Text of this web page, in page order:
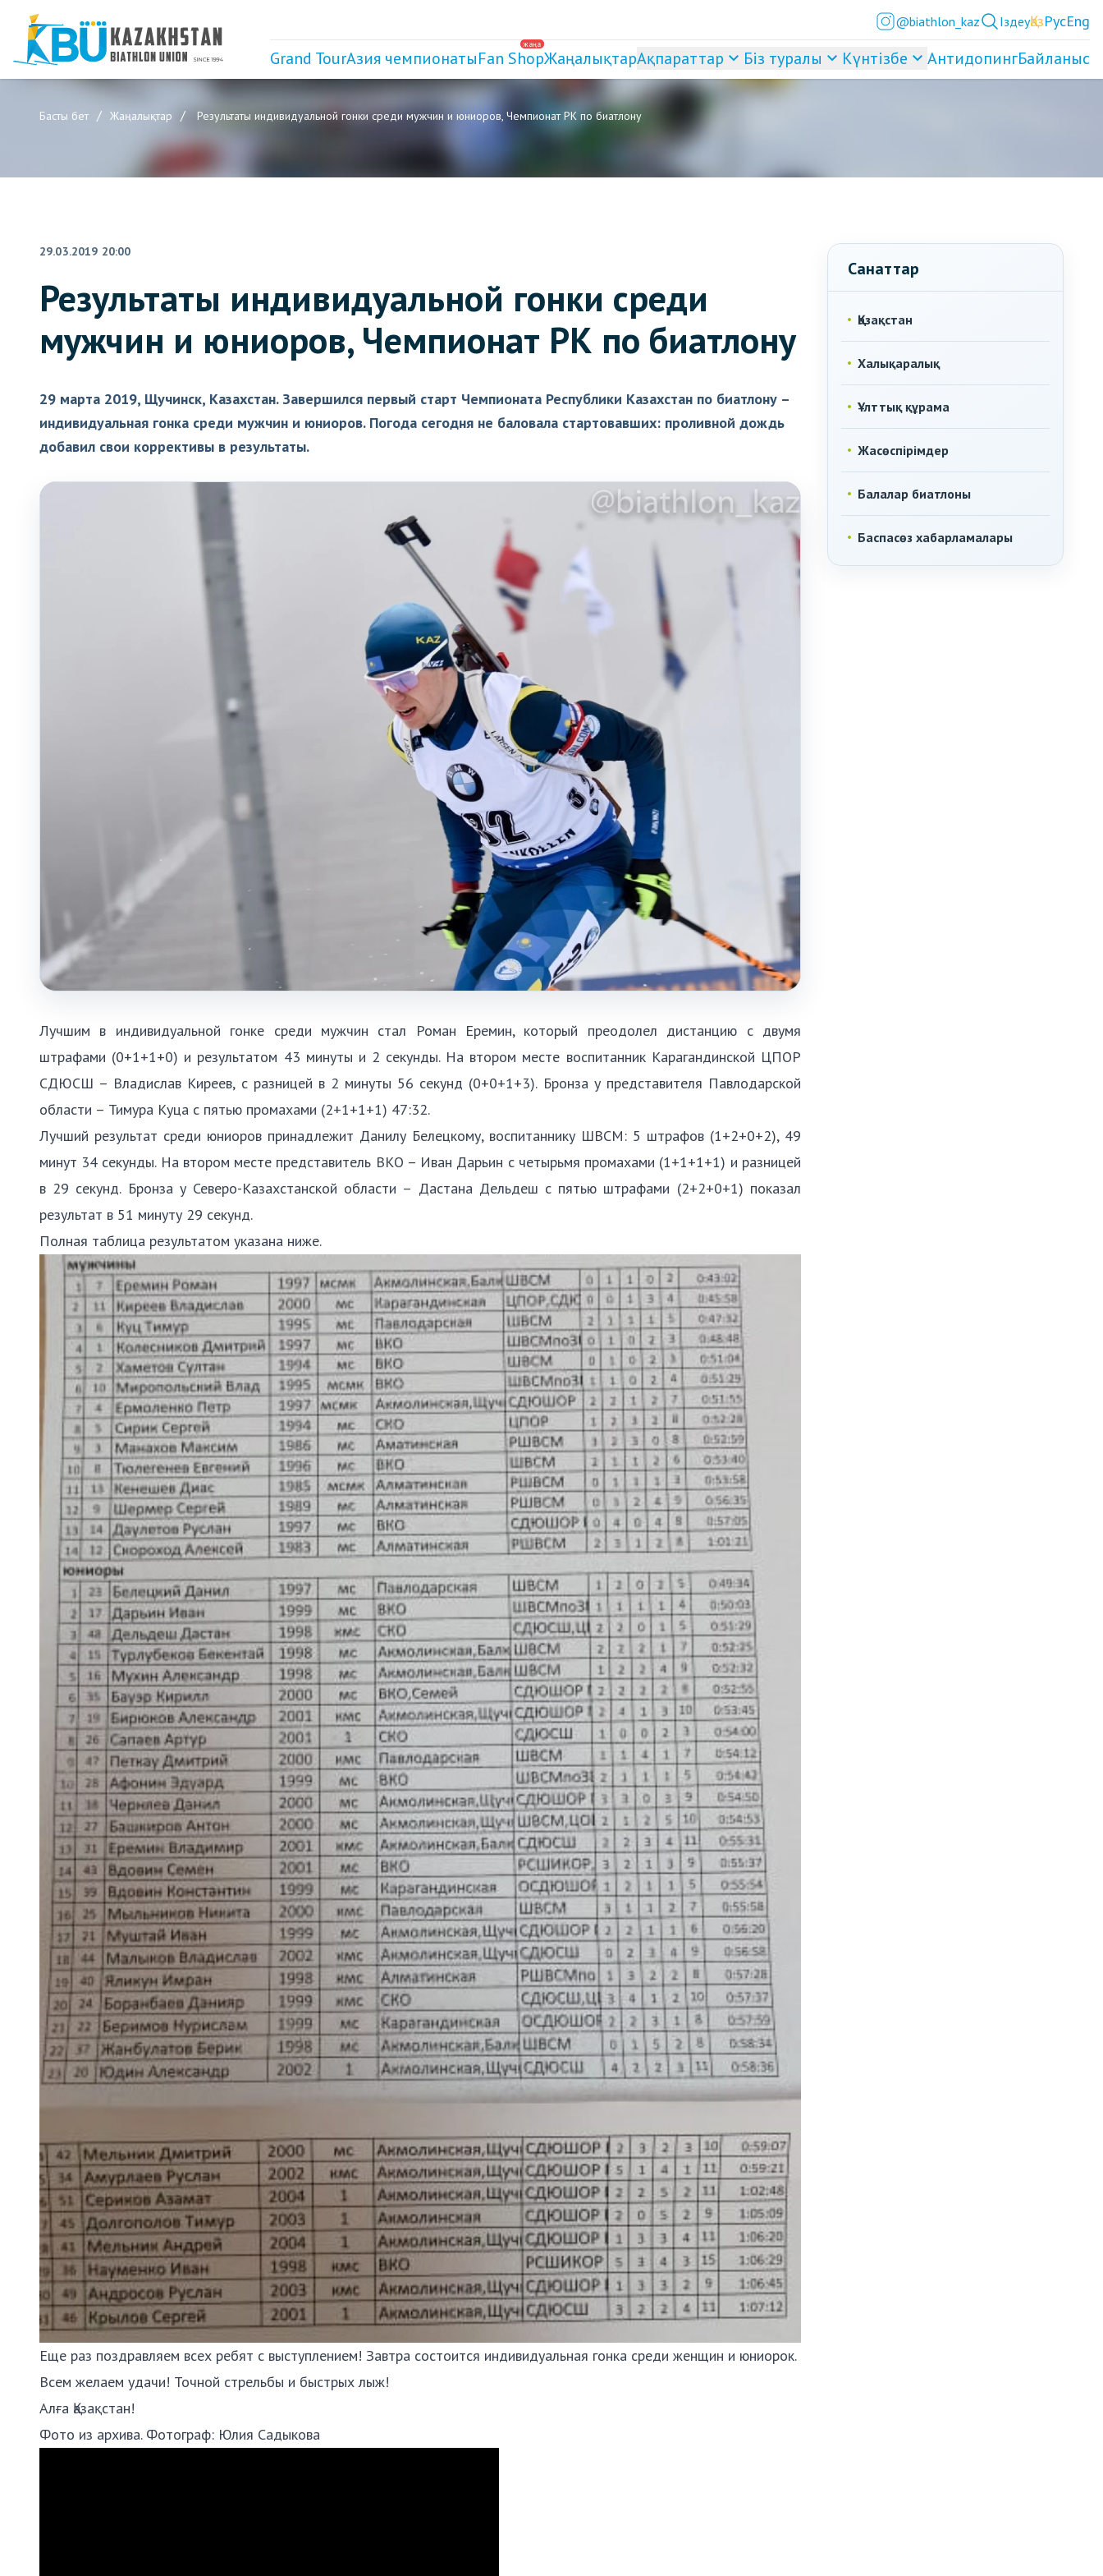
@biathlon_kaz ІздеуҚазРусEng
Grand TourАзия чемпионаты
жаңа
Fan ShopЖаңалықтарАқпараттар Біз туралы Күнтізбе АнтидопингБайланыс
Басты бет Жаңалықтар Результаты индивидуальной гонки среди мужчин и юниоров, Чемпионат РК по биатлону
29.03.2019 20:00
Результаты индивидуальной гонки среди
мужчин и юниоров, Чемпионат РК по биатлону
29 марта 2019, Щучинск, Казахстан. Завершился первый старт Чемпионата Республики Казахстан по биатлону –
индивидуальная гонка среди мужчин и юниоров. Погода сегодня не баловала стартовавших: проливной дождь
добавил свои коррективы в результаты.
Лучшим в индивидуальной гонке среди мужчин стал Роман Еремин, который преодолел дистанцию с двумя
штрафами (0+1+1+0) и результатом 43 минуты и 2 секунды. На втором месте воспитанник Карагандинской ЦПОР
СДЮСШ – Владислав Киреев, с разницей в 2 минуты 56 секунд (0+0+1+3). Бронза у представителя Павлодарской
области – Тимура Куца с пятью промахами (2+1+1+1) 47:32.
Лучший результат среди юниоров принадлежит Данилу Белецкому, воспитаннику ШВСМ: 5 штрафов (1+2+0+2), 49
минут 34 секунды. На втором месте представитель ВКО – Иван Дарьин с четырьмя промахами (1+1+1+1) и разницей
в 29 секунд. Бронза у Северо-Казахстанской области – Дастана Дельдеш с пятью штрафами (2+2+0+1) показал
результат в 51 минуту 29 секунд.
Полная таблица результатом указана ниже.
Еще раз поздравляем всех ребят с выступлением! Завтра состоится индивидуальная гонка среди женщин и юниорок.
Всем желаем удачи! Точной стрельбы и быстрых лыж!
Алға Қазақстан!
Фото из архива. Фотограф: Юлия Садыкова
Санаттар
Қазақстан
Халықаралық
Ұлттық құрама
Жасөспірімдер
Балалар биатлоны
Баспасөз хабарламалары